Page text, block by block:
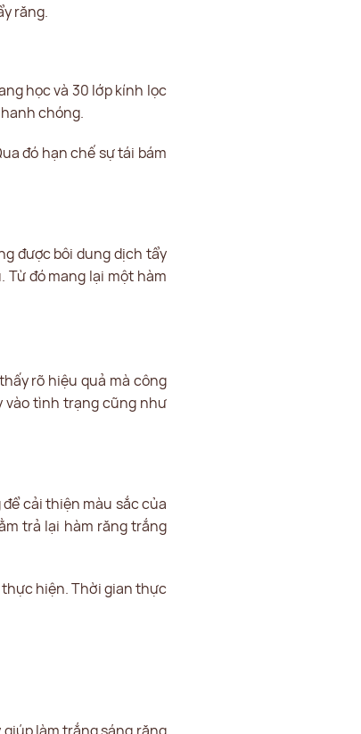
răng.
học và 30 lớp kính lọc
chóng.
đó hạn chế sự tái bám
được bôi dung dịch tẩy
Từ đó mang lại một hàm
rõ hiệu quả mà công
vào tình trạng cũng như
cải thiện màu sắc của
trả lại hàm răng trắng
thực hiện. Thời gian thực